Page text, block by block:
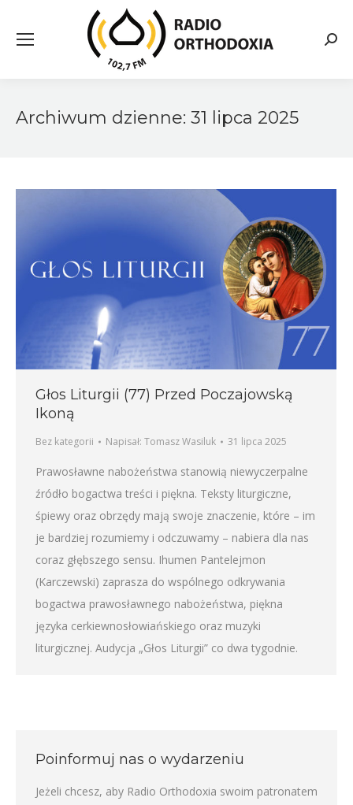
Archiwum dzienne: 31 lipca 2025
Głos Liturgii (77) Przed Poczajowską
Ikoną
Bez kategorii Napisał: Tomasz Wasiluk 31 lipca 2025
Prawosławne nabożeństwa stanowią niewyczerpalne
źródło bogactwa treści i piękna. Teksty liturgiczne,
śpiewy oraz obrzędy mają swoje znaczenie, które – im
je bardziej rozumiemy i odczuwamy – nabiera dla nas
coraz głębszego sensu. Ihumen Pantelejmon
(Karczewski) zaprasza do wspólnego odkrywania
bogactwa prawosławnego nabożeństwa, piękna
języka cerkiewnosłowiańskiego oraz muzyki
liturgicznej. Audycja „Głos Liturgii” co dwa tygodnie.
Poinformuj nas o wydarzeniu
Jeżeli chcesz, aby Radio Orthodoxia swoim patronatem